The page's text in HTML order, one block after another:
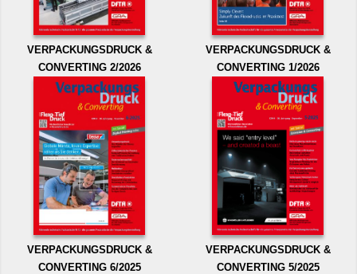
VERPACKUNGSDRUCK &
CONVERTING 2/2026
VERPACKUNGSDRUCK &
CONVERTING 1/2026
VERPACKUNGSDRUCK &
CONVERTING 6/2025
VERPACKUNGSDRUCK &
CONVERTING 5/2025